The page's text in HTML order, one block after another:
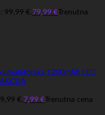
99,99 €.79,99 €Trenutna
1200mAh LED
€.7,99 €Trenutna cena